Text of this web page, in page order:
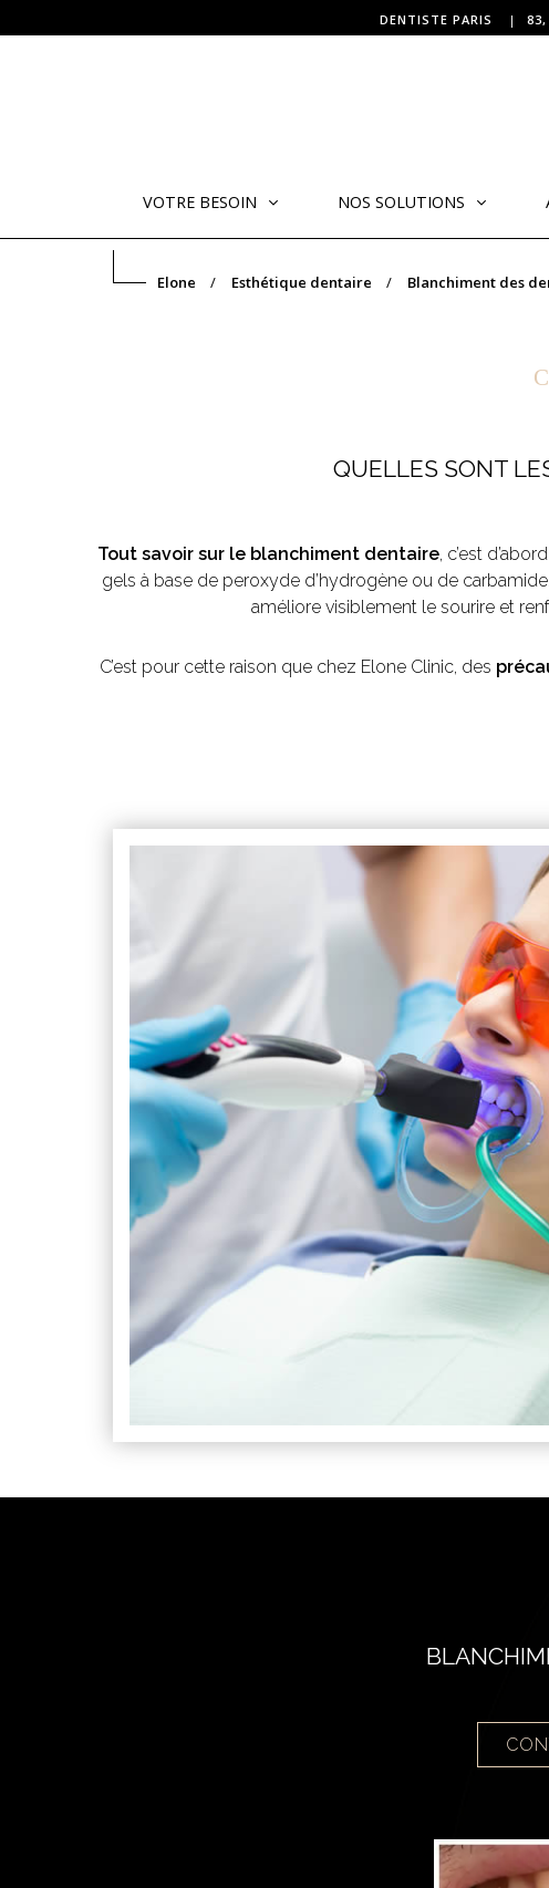
DENTISTE PARIS | 83,
VOTRE BESOIN NOS SOLUTIONS
Elone Esthétique dentaire Blanchiment des
QUELLES SONT
Tout savoir sur le blanchiment dentaire, c’est
gels à base de peroxyde d’hydrogène ou de
améliore visiblement le sourire et
C’est pour cette raison que chez Elone Clinic, des